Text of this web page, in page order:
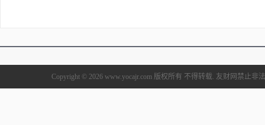
Copyright © 2026 www.yocajr.com 版权所有 不得转载. 友财网禁止非